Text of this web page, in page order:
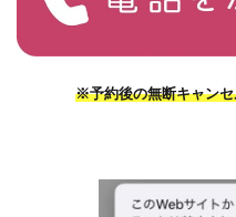
※予約後の無断キャン